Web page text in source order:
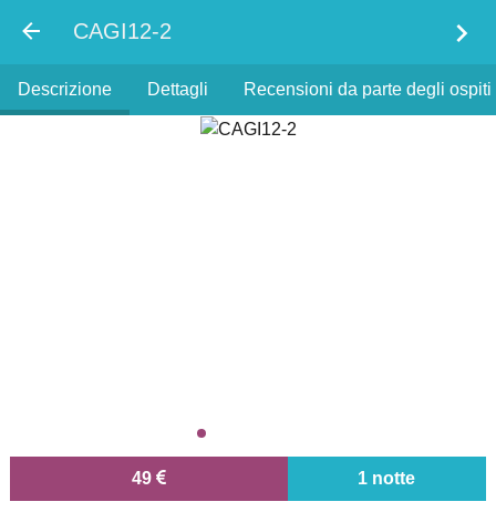
CAGI12-2 chevron_right
Descrizione Dettagli Recensioni da parte degli ospiti
49 1 notte